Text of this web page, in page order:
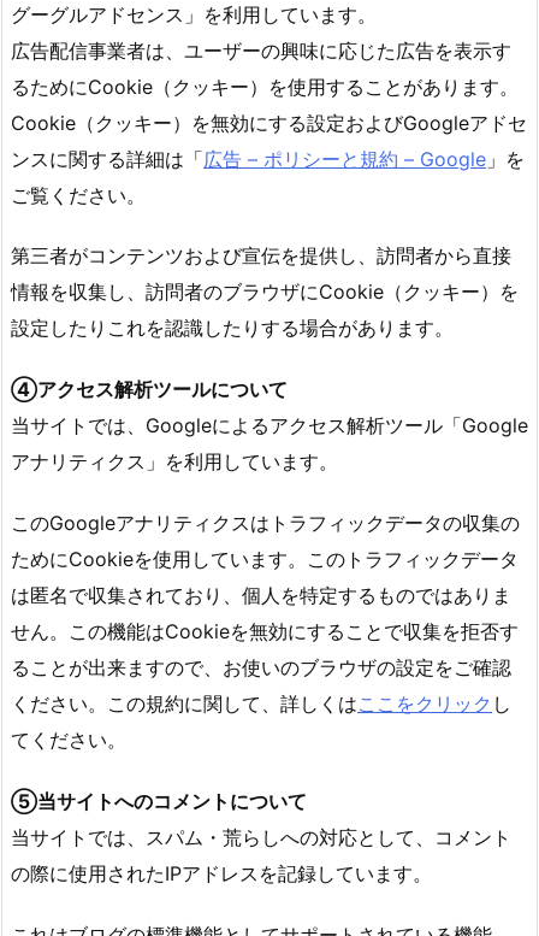
グーグルアドセンス」を利用しています。
広告配信事業者は、ユーザーの興味に応じた広告を表示す
るためにCookie（クッキー）を使用することがあります。
Cookie（クッキー）を無効にする設定およびGoogleアドセ
ンスに関する詳細は「広告 – ポリシーと規約 – Google 」を
ご覧ください。
第三者がコンテンツおよび宣伝を提供し、訪問者から直接
情報を収集し、訪問者のブラウザにCookie（クッキー）を
設定したりこれを認識したりする場合があります。
④アクセス解析ツールについて
当サイトでは、Googleによるアクセス解析ツール「Google
アナリティクス」を利用しています。
このGoogleアナリティクスはトラフィックデータの収集の
ためにCookieを使用しています。このトラフィックデータ
は匿名で収集されており、個人を特定するものではありま
せん。この機能はCookieを無効にすることで収集を拒否す
ることが出来ますので、お使いのブラウザの設定をご確認
ください。この規約に関して、詳しくはここをクリック し
てください。
⑤当サイトへのコメントについて
当サイトでは、スパム・荒らしへの対応として、コメント
の際に使用されたIPアドレスを記録しています。